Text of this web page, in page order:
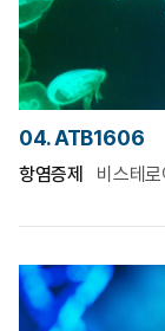
04. ATB1606
항염증제 비스테